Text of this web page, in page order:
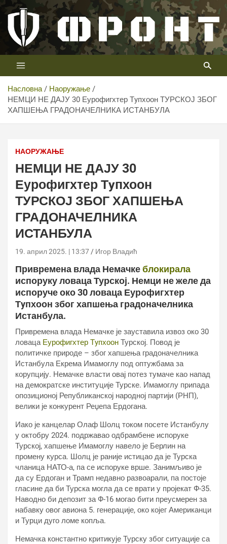
Скип
цонтент
Телевизија ФРОНТ
Први војни канал у Србији
Насловна
Наоружање
НЕМЦИ НЕ ДАЈУ 30 Еурофигхтер Тyпхоон ТУРСКОЈ ЗБОГ
ХАПШЕЊА ГРАДОНАЧЕЛНИКА ИСТАНБУЛА
НАОРУЖАЊЕ
НЕМЦИ НЕ ДАЈУ 30
Еурофигхтер Тyпхоон
ТУРСКОЈ ЗБОГ ХАПШЕЊА
ГРАДОНАЧЕЛНИКА
ИСТАНБУЛА
19. април 2025. | 13:37 Игор Владић
Привремена влада Немачкеблокирала
испоруку ловаца Турској. Немци не желе да
испоруче око 30 ловаца Еурофигхтер
Тyпхоон због хапшења градоначелника
Истанбула.
Привремена влада Немачке је зауставила извоз око 30
ловаца Еурофигхтер Тyпхоон Турској. Повод је
политичке природе – због хапшења градоначелника
Истанбула Екрема Имамоглу под оптужбама за
корупцију. Немачке власти овај потез тумаче као напад
на демократске институције Турске. Имамоглу припада
опозиционој Републиканској народној партији (РНП),
велики је конкурент Реџепа Ердогана.
Иако је канцелар Олаф Шолц током посете Истанбулу
у октобру 2024. подржавао одбрамбене испоруке
Турској, хапшење Имамоглу навело је Берлин на
промену курса. Шолц је раније истицао да је Турска
чланица НАТО-а, па се испоруке врше. Занимљиво је
да су Ердоган и Трамп недавно развоарали, па постоје
гласине да би Турска могла да се врати у пројекат Ф-35.
Наводно би депозит за Ф-16 могао бити преусмерен за
набавку овог авиона 5. генерације, око којег Американци
и Турци дуго ломе копља.
Немачка константно критикује Турску због ситуације са